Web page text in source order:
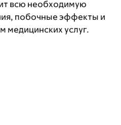
всю необходимую
побочные эффекты и
медицинских услуг.